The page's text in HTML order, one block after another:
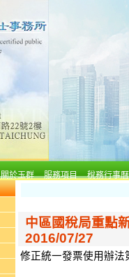
關於玉群 服務項目
稅務行事曆
中區國稅局重點
2016/07/27
修正統一發票使用辦法